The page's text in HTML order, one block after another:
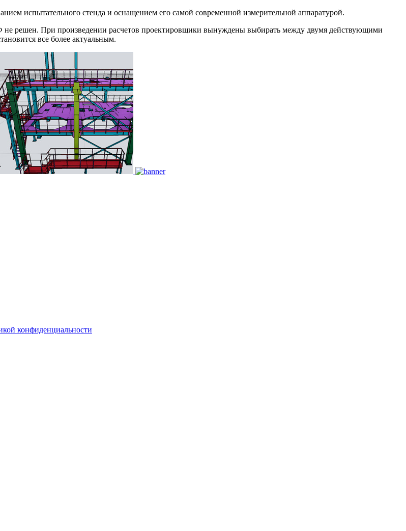
испытательного стенда и оснащением его самой современной измерительной аппаратурой.
не решен. При произведении расчетов проектировщики вынуждены выбирать между двумя действующими
все более актуальным.
конфиденциальности